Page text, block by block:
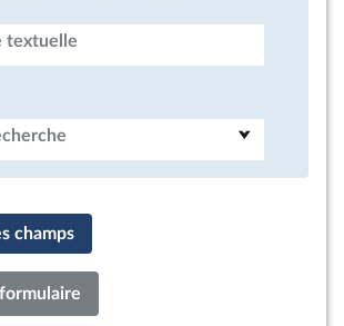
textuelle
champs